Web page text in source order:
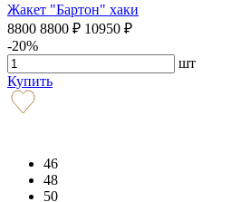
Жакет "Бартон" хаки
8800 8800 ₽ 10950 ₽
-20%
шт
Купить
46
48
50